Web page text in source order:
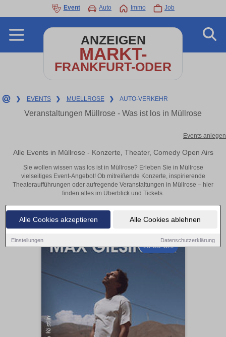
Alle Cookies akzeptieren Alle Cookies ablehnen
Einstellungen Datenschutzerklärung
Event Auto Immo Job
ANZEIGEN
MARKT-
FRANKFURT-ODER
❯ EVENTS ❯ MUELLROSE ❯ AUTO-VERKEHR
Veranstaltungen Müllrose - Was ist los in Müllrose
Events anlegen
Alle Events in Müllrose - Konzerte, Theater, Comedy Open Airs
Sie wollen wissen was los ist in Müllrose? Erleben Sie in Müllrose
vielseitiges Event-Angebot! Ob mitreißende Konzerte, inspirierende
Theateraufführungen oder aufregende Veranstaltungen in Müllrose – hier
finden alles im Überblick und Tickets.
19:30 Uhr